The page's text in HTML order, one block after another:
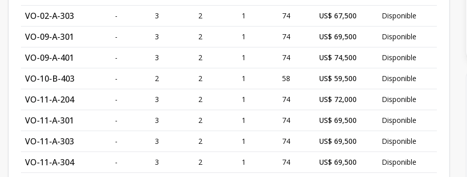
VO-02-A-303 - 3 2 1 74 US$ 67,500 Disponible
VO-09-A-301 - 3 2 1 74 US$ 69,500 Disponible
VO-09-A-401 - 3 2 1 74 US$ 74,500 Disponible
VO-10-B-403 - 2 2 1 58 US$ 59,500 Disponible
VO-11-A-204 - 3 2 1 74 US$ 72,000 Disponible
VO-11-A-301 - 3 2 1 74 US$ 69,500 Disponible
VO-11-A-303 - 3 2 1 74 US$ 69,500 Disponible
VO-11-A-304 - 3 2 1 74 US$ 69,500 Disponible